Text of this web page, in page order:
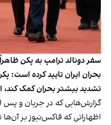
سفر دونالد ترامپ به پکن
بحران ایران تایید کرده است:
تشدید بیشتر بحران کمک کند،
گزارش‌هایی که در جریان و
اظهاراتی که فاکس‌نیوز بر